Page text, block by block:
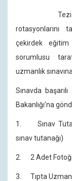
Tezi kabul
rotasyonlarını
çekirdek eğitim
sorumlusu
uzmanlık sınavına
Sınavda
Bakanlığı’na
1. Sınav
sınav tutanağı)
2. 2 Adet
3. Tıpta